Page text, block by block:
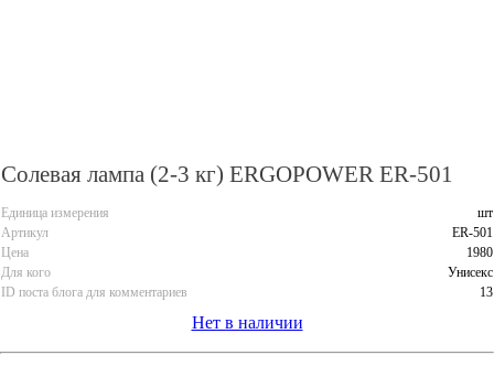
Солевая лампа (2-3 кг) ERGOPOWER ER-501
Единица измерения
шт
Артикул
ER-501
Цена
1980
Для кого
Унисекс
ID поста блога для комментариев
13
Нет в наличии